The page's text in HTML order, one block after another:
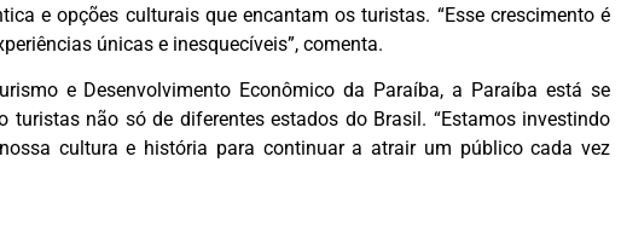
e opções culturais que encantam os turistas. “Esse crescimento é
únicas e inesquecíveis”, comenta.
e Desenvolvimento Econômico da Paraíba, a Paraíba está se
turistas não só de diferentes estados do Brasil. “Estamos investindo
cultura e história para continuar a atrair um público cada vez